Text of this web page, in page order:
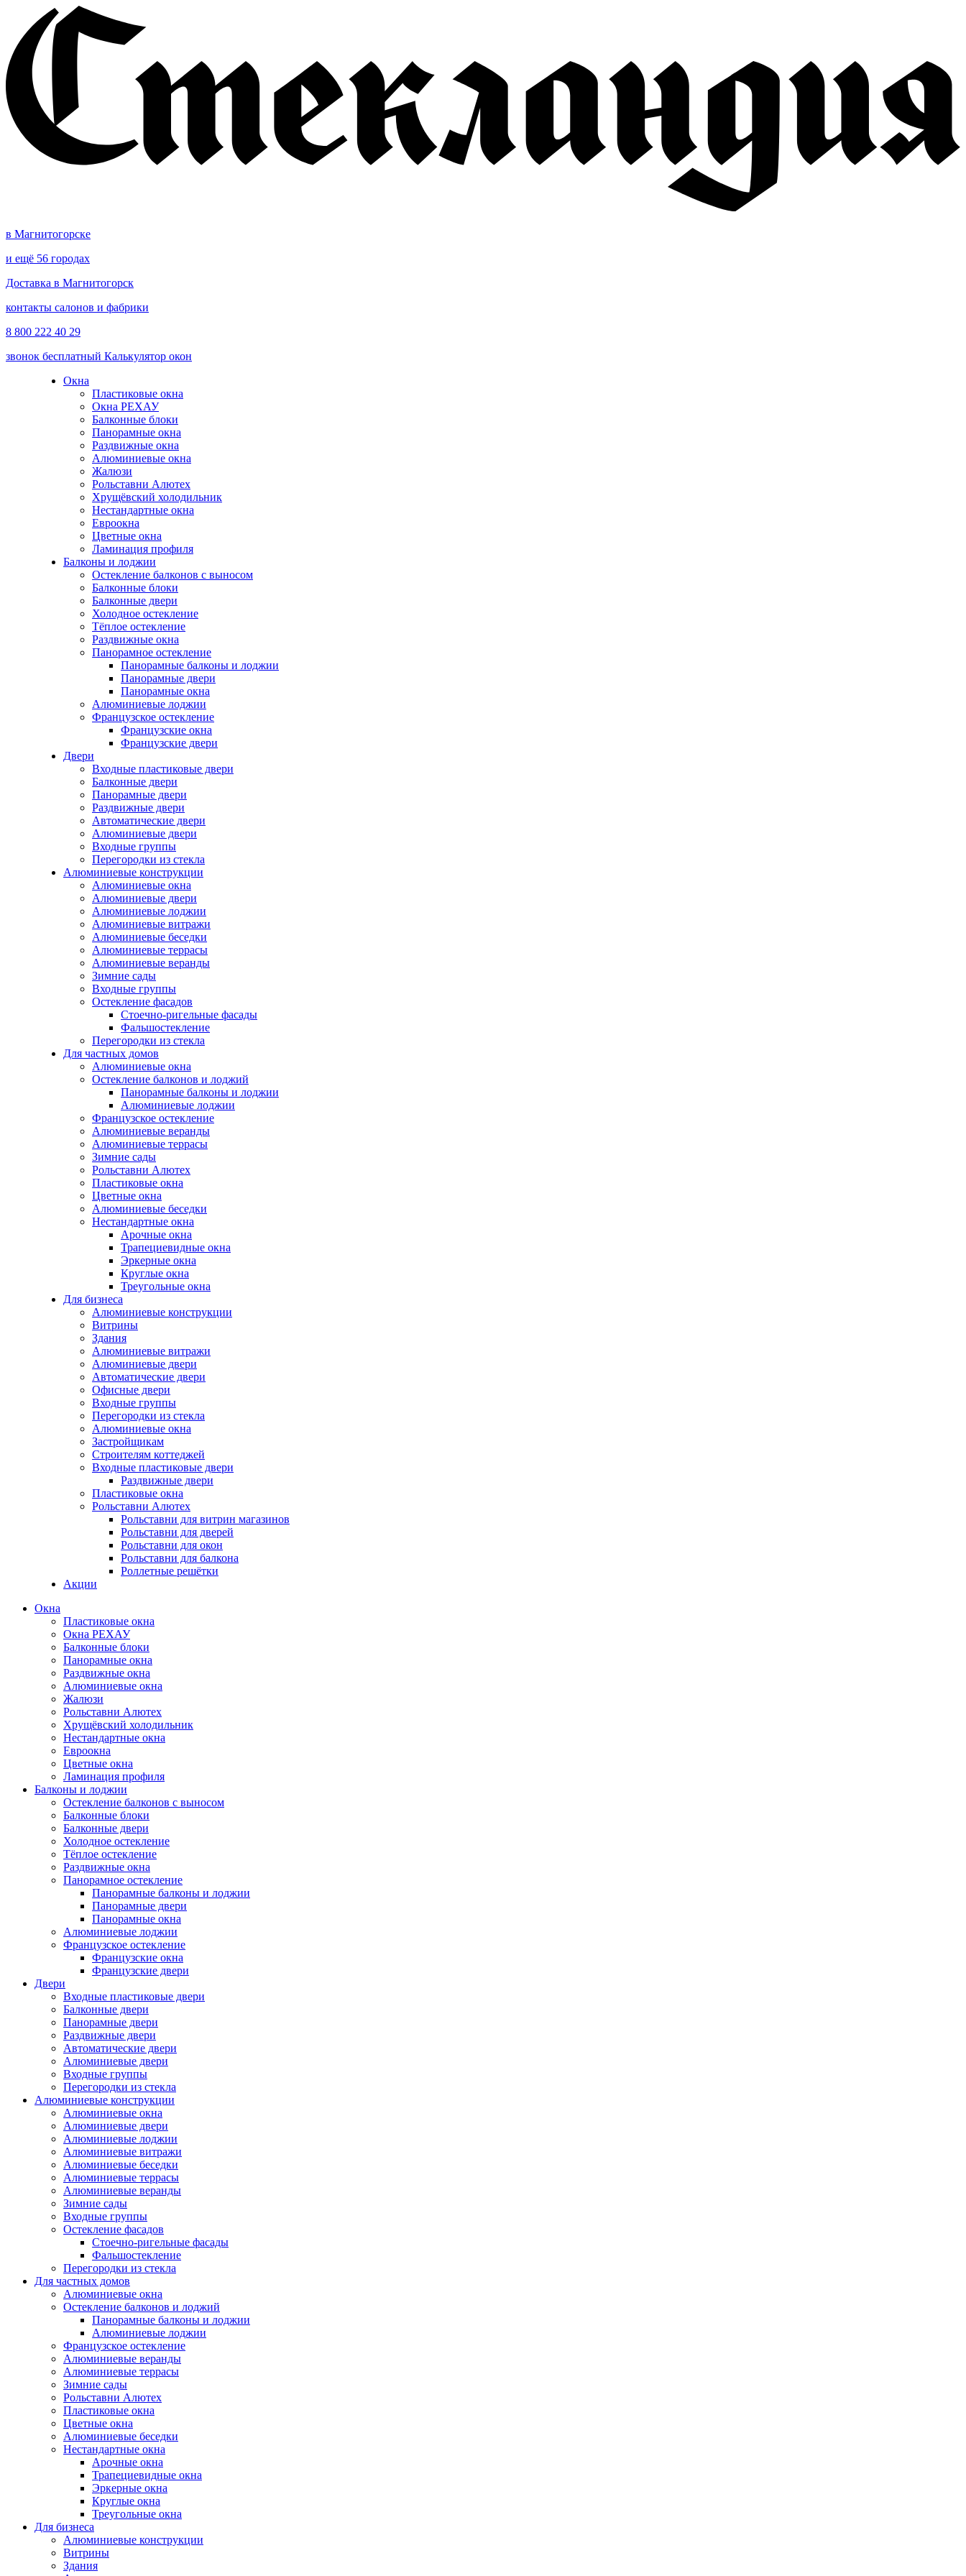
в Магнитогорске
и ещё 56 городах
Доставка в Магнитогорск
контакты салонов и фабрики
8 800 222 40 29
звонок бесплатный Калькулятор окон
Окна
Пластиковые окна
Окна РЕХАУ
Балконные блоки
Панорамные окна
Раздвижные окна
Алюминиевые окна
Жалюзи
Рольставни Алютех
Хрущёвский холодильник
Нестандартные окна
Евроокна
Цветные окна
Ламинация профиля
Балконы и лоджии
Остекление балконов с выносом
Балконные блоки
Балконные двери
Холодное остекление
Тёплое остекление
Раздвижные окна
Панорамное остекление
Панорамные балконы и лоджии
Панорамные двери
Панорамные окна
Алюминиевые лоджии
Французское остекление
Французские окна
Французские двери
Двери
Входные пластиковые двери
Балконные двери
Панорамные двери
Раздвижные двери
Автоматические двери
Алюминиевые двери
Входные группы
Перегородки из стекла
Алюминиевые конструкции
Алюминиевые окна
Алюминиевые двери
Алюминиевые лоджии
Алюминиевые витражи
Алюминиевые беседки
Алюминиевые террасы
Алюминиевые веранды
Зимние сады
Входные группы
Остекление фасадов
Стоечно-ригельные фасады
Фальшостекление
Перегородки из стекла
Для частных домов
Алюминиевые окна
Остекление балконов и лоджий
Панорамные балконы и лоджии
Алюминиевые лоджии
Французское остекление
Алюминиевые веранды
Алюминиевые террасы
Зимние сады
Рольставни Алютех
Пластиковые окна
Цветные окна
Алюминиевые беседки
Нестандартные окна
Арочные окна
Трапециевидные окна
Эркерные окна
Круглые окна
Треугольные окна
Для бизнеса
Алюминиевые конструкции
Витрины
Здания
Алюминиевые витражи
Алюминиевые двери
Автоматические двери
Офисные двери
Входные группы
Перегородки из стекла
Алюминиевые окна
Застройщикам
Строителям коттеджей
Входные пластиковые двери
Раздвижные двери
Пластиковые окна
Рольставни Алютех
Рольставни для витрин магазинов
Рольставни для дверей
Рольставни для окон
Рольставни для балкона
Роллетные решётки
Акции
Окна
Пластиковые окна
Окна РЕХАУ
Балконные блоки
Панорамные окна
Раздвижные окна
Алюминиевые окна
Жалюзи
Рольставни Алютех
Хрущёвский холодильник
Нестандартные окна
Евроокна
Цветные окна
Ламинация профиля
Балконы и лоджии
Остекление балконов с выносом
Балконные блоки
Балконные двери
Холодное остекление
Тёплое остекление
Раздвижные окна
Панорамное остекление
Панорамные балконы и лоджии
Панорамные двери
Панорамные окна
Алюминиевые лоджии
Французское остекление
Французские окна
Французские двери
Двери
Входные пластиковые двери
Балконные двери
Панорамные двери
Раздвижные двери
Автоматические двери
Алюминиевые двери
Входные группы
Перегородки из стекла
Алюминиевые конструкции
Алюминиевые окна
Алюминиевые двери
Алюминиевые лоджии
Алюминиевые витражи
Алюминиевые беседки
Алюминиевые террасы
Алюминиевые веранды
Зимние сады
Входные группы
Остекление фасадов
Стоечно-ригельные фасады
Фальшостекление
Перегородки из стекла
Для частных домов
Алюминиевые окна
Остекление балконов и лоджий
Панорамные балконы и лоджии
Алюминиевые лоджии
Французское остекление
Алюминиевые веранды
Алюминиевые террасы
Зимние сады
Рольставни Алютех
Пластиковые окна
Цветные окна
Алюминиевые беседки
Нестандартные окна
Арочные окна
Трапециевидные окна
Эркерные окна
Круглые окна
Треугольные окна
Для бизнеса
Алюминиевые конструкции
Витрины
Здания